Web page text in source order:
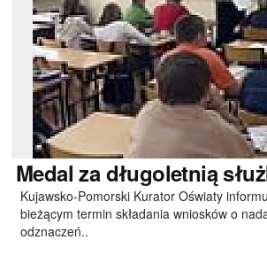
Medal za długoletnią
Kujawsko-Pomorski Kurator Oświaty
bieżącym termin składania wniosków o
odznaczeń..